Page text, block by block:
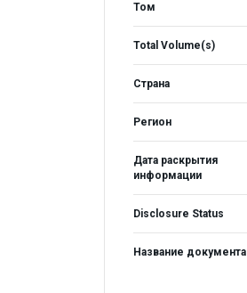
Том
Total Volume(s)
Страна
Регион
Дата раскрытия
информации
Disclosure Status
Название документа